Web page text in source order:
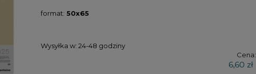
format: 50x65
Wysyłka w: 24-48 godziny
Cena:
6,60 zł